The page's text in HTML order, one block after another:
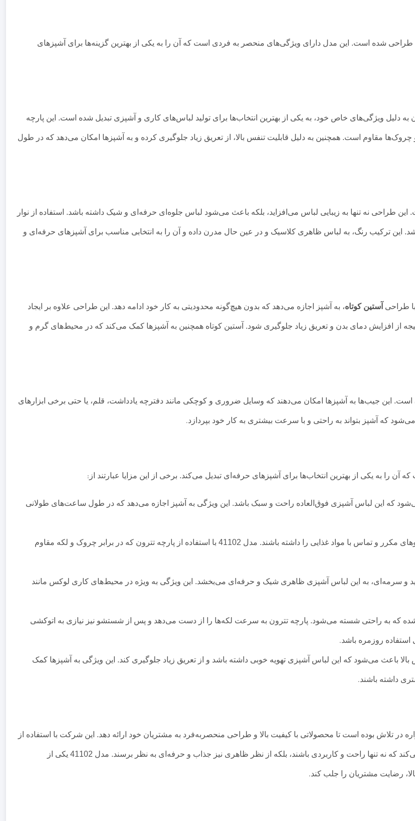
طراحی شده است. این مدل دارای ویژگی‌های منحصر به فردی است که آن را به یکی از بهترین گزینه‌ها برای آشپزهای
به دلیل ویژگی‌های خاص خود، به یکی از بهترین انتخاب‌ها برای تولید لباس‌های کاری و آشپزی تبدیل شده است. این پارچه
مقاوم است. همچنین به دلیل قابلیت تنفس بالا، از تعریق زیاد جلوگیری کرده و به آشپزها امکان می‌دهد که در طول
این طراحی نه تنها به زیبایی لباس می‌افزاید، بلکه باعث می‌شود لباس جلوه‌ای حرفه‌ای و شیک داشته باشد. استفاده از نوار
این ترکیب رنگ، به لباس ظاهری کلاسیک و در عین حال مدرن داده و آن را به انتخابی مناسب برای آشپزهای حرفه‌ای و
آستین کوتاه، به آشپز اجازه می‌دهد که بدون هیچ‌گونه محدودیتی به کار خود ادامه دهد. این طراحی علاوه بر ایجاد
از افزایش دمای بدن و تعریق زیاد جلوگیری شود. آستین کوتاه همچنین به آشپزها کمک می‌کند که در محیط‌های گرم و
این جیب‌ها به آشپزها امکان می‌دهند که وسایل ضروری و کوچکی مانند دفترچه یادداشت، قلم، یا حتی برخی ابزارهای
که آشپز بتواند به راحتی و با سرعت بیشتری به کار خود بپردازد.
آن را به یکی از بهترین انتخاب‌ها برای آشپزهای حرفه‌ای تبدیل می‌کند. برخی از این مزایا عبارتند از :
که این لباس آشپزی فوق‌العاده راحت و سبک باشد. این ویژگی به آشپز اجازه می‌دهد که در طول ساعت‌های طولانی
لباس‌های آشپزی باید توانایی مقاومت در برابر شستشوهای مکرر و تماس با مواد غذایی را داشته باشند. مدل 41102 با استفاده از پارچه تترون که در برابر چروک و لکه مقاوم
و سرمه‌ای، به این لباس آشپزی ظاهری شیک و حرفه‌ای می‌بخشد. این ویژگی به ویژه در محیط‌های کاری لوکس مانند
به گونه‌ای طراحی شده که به راحتی شسته می‌شود. پارچه تترون به سرعت لکه‌ها را از دست می‌دهد و پس از شستشو نیز نیازی به اتوکشی
روزمره باشد.
بالا باعث می‌شود که این لباس آشپزی تهویه خوبی داشته باشد و از تعریق زیاد جلوگیری کند. این ویژگی به آشپزها کمک
داشته باشند.
در تلاش بوده است تا محصولاتی با کیفیت بالا و طراحی منحصربه‌فرد به مشتریان خود ارائه دهد. این شرکت با استفاده از
بهترین مواد اولیه و بهره‌گیری از تکنیک‌های مدرن تولید، لباس‌هایی را تولید می‌کند که نه تنها راحت و کاربردی باشند، بلکه از نظر ظاهری نیز جذاب و حرفه‌ای به نظر برسند. مدل 41102 یکی از
رضایت مشتریان را جلب کند.